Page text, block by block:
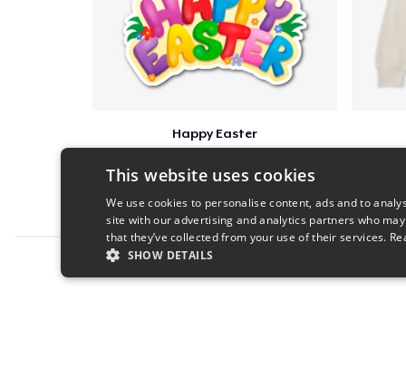
Happy Easter
This website uses cookies
We use cookies to personalise content, ads and to
site with our advertising and analytics partners who
that they’ve collected from your use of their services.
SHOW DETAILS